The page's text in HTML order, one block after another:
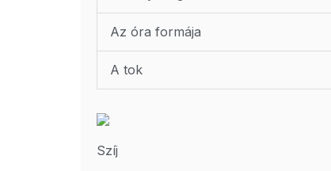
Az óra formája
A tok
Szíj